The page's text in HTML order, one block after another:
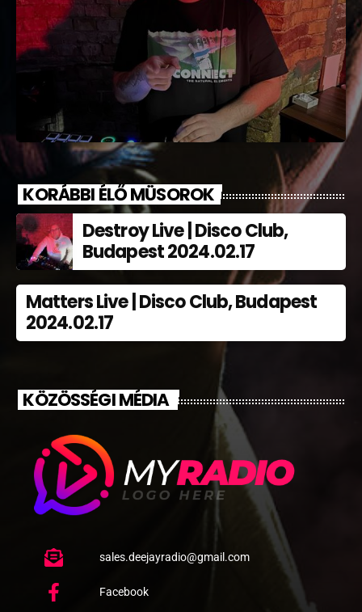
KORÁBBI ÉLŐ MÜSOROK
Destroy Live | Disco Club,
Budapest 2024.02.17
Matters Live | Disco Club, Budapest
2024.02.17
KÖZÖSSÉGI MÉDIA
sales.deejayradio@gmail.com
Facebook